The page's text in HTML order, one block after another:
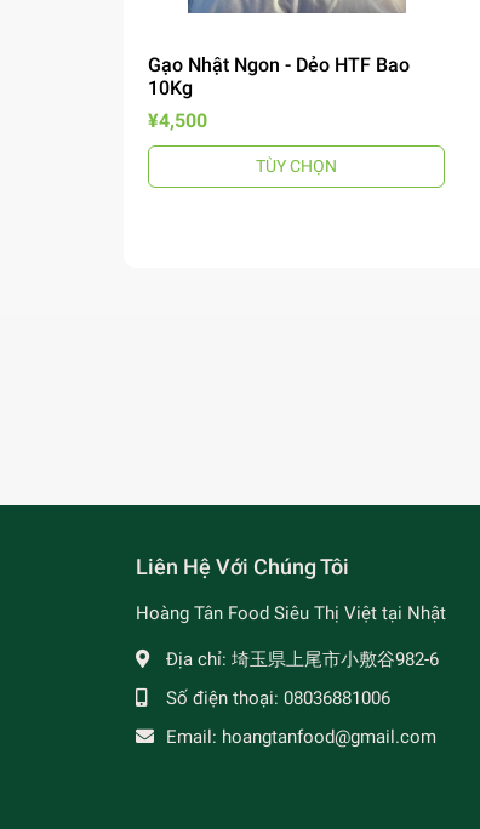
Gạo Nhật Ngon - Dẻo HTF Bao
10Kg
¥4,500
TÙY CHỌN
Liên Hệ Với Chúng Tôi
Hoàng Tân Food Siêu Thị Việt tại Nhật
Địa chỉ: 埼玉県上尾市小敷谷982-6
Số điện thoại: 08036881006
Email: hoangtanfood@gmail.com